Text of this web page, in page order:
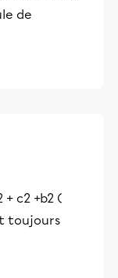
de
c2 +b2 (
toujours